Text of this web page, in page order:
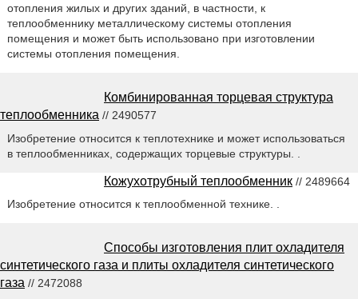
отопления жилых и других зданий, в частности, к
теплообменнику металлическому системы отопления
помещения и может быть использовано при изготовлении
системы отопления помещения.
Комбинированная торцевая структура
теплообменника // 2490577
Изобретение относится к теплотехнике и может использоваться
в теплообменниках, содержащих торцевые структуры. .
Кожухотрубный теплообменник // 2489664
Изобретение относится к теплообменной технике. .
Способы изготовления плит охладителя
синтетического газа и плиты охладителя синтетического
газа // 2472088